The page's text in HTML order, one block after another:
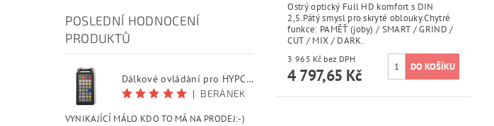
POSLEDNÍ HODNOCENÍ
PRODUKTŮ
Dálkové ovládání pro HYPCUT software
| BERÁNEK
VYNIKAJÍCÍ MÁLO KDO TO MÁ NA PRODEJ:-)
Ostrý optický Full HD komfort s DIN
2,5.Pátý smysl pro skryté oblouky.Chytré
funkce: PAMĚŤ (joby) / SMART / GRIND /
CUT / MIX / DARK.
3 965 Kč bez DPH
4 797,65 Kč